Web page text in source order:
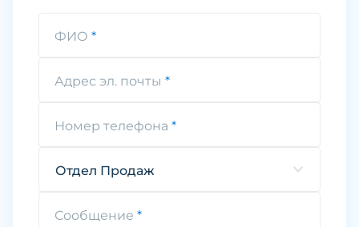
ФИО
Адрес эл. почты
Номер телефона
Отдел Продаж
Сообщение